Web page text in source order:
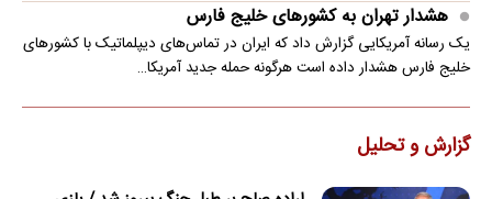
هشدار تهران به کشورهای خلیج فارس
یک رسانه آمریکایی گزارش داد که ایران در تماس‌های دیپلماتیک با کشورهای
خلیج فارس هشدار داده است هرگونه حمله جدید آمریکا…
گزارش و تحلیل